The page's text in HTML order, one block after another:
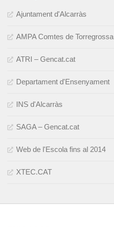
Ajuntament d'Alcarràs
AMPA Comtes de Torregrossa
ATRI – Gencat.cat
Departament d'Ensenyament
INS d'Alcarràs
SAGA – Gencat.cat
Web de l'Escola fins al 2014
XTEC.CAT